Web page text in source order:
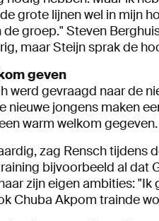
grote lijnen wel in mijn
groep." Steven
maar Steijn sprak de
geven
werd gevraagd naar de
nieuwe jongens maken
warm welkom
zag Rensch tijdens
bijvoorbeeld al dat
zijn eigen ambities:
Chuba Akpom trainde